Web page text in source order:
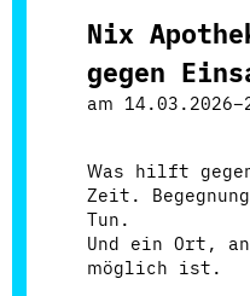
Nix
gegen
am
Was hilft
Zeit.
Tun.
Und ein Ort,
möglich ist.